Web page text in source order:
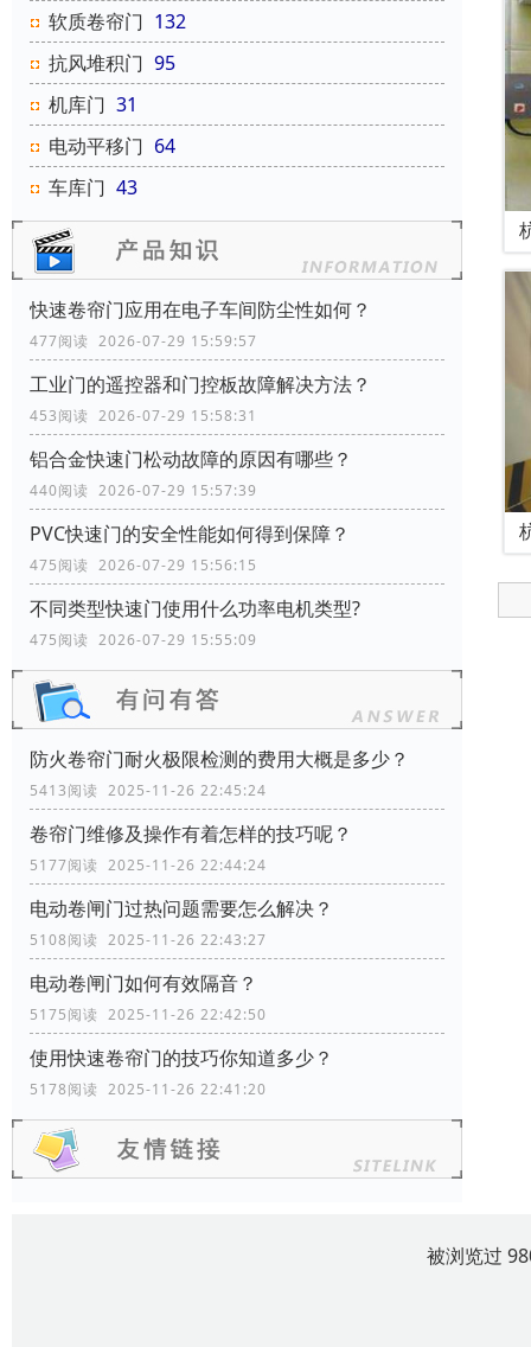
软质卷帘门 132
抗风堆积门 95
机库门 31
电动平移门 64
车库门 43
快速卷帘门应用在电子车间防尘性如何？
477阅读 2026-07-29 15:59:57
工业门的遥控器和门控板故障解决方法？
453阅读 2026-07-29 15:58:31
铝合金快速门松动故障的原因有哪些？
440阅读 2026-07-29 15:57:39
PVC快速门的安全性能如何得到保障？
475阅读 2026-07-29 15:56:15
不同类型快速门使用什么功率电机类型?
475阅读 2026-07-29 15:55:09
防火卷帘门耐火极限检测的费用大概是多少？
5413阅读 2025-11-26 22:45:24
卷帘门维修及操作有着怎样的技巧呢？
5177阅读 2025-11-26 22:44:24
电动卷闸门过热问题需要怎么解决？
5108阅读 2025-11-26 22:43:27
电动卷闸门如何有效隔音？
5175阅读 2025-11-26 22:42:50
使用快速卷帘门的技巧你知道多少？
5178阅读 2025-11-26 22:41:20
被浏览过